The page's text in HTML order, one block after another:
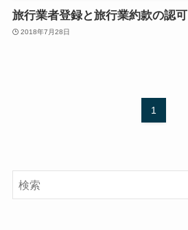
旅行業者登録と旅行業約款の認可
2018年7月28日
1